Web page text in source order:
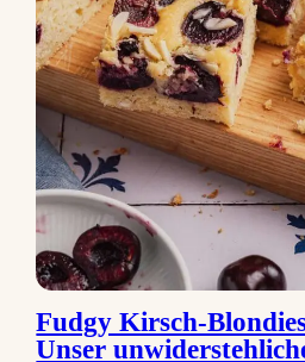
Fudgy Kirsch-
Unser